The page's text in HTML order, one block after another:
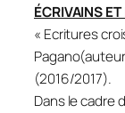
ÉCRIVAINS ET
« Ecritures
(2016/2017).
Dans le cadre